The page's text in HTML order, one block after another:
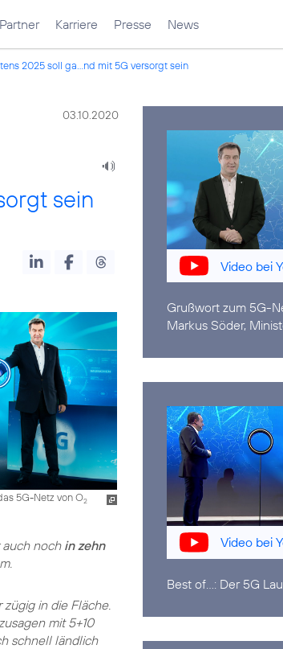
Partner Karriere Presse News
2025 soll ga...nd mit 5G versorgt sein
03.10.2020
sein
5G-Netz von O2
auch noch in zehn
in die Fläche.
mit 5+10
schnell ländlich
Video bei
Grußwort zum 5G-
Markus Söder,
Video bei
Best of...: Der 5G